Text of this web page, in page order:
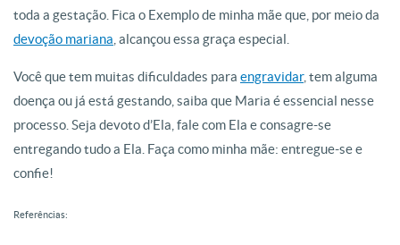
toda a gestação. Fica o Exemplo de minha mãe que, por meio da
devoção mariana , alcançou essa graça especial.
Você que tem muitas dificuldades para engravidar, tem alguma
doença ou já está gestando, saiba que Maria é essencial nesse
processo. Seja devoto d’Ela, fale com Ela e consagre-se
entregando tudo a Ela. Faça como minha mãe: entregue-se e
confie!
Referências: